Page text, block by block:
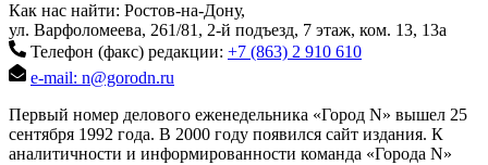
Как нас найти: Ростов-на-Дону,
ул. Варфоломеева, 261/81, 2-й подъезд, 7 этаж, ком. 13, 13а
Телефон (факс) редакции: +7 (863) 2 910 610
e-mail: n@gorodn.ru
Первый номер делового еженедельника «Город N» вышел 25
сентября 1992 года. В 2000 году появился сайт издания. К
аналитичности и информированности команда «Города N»